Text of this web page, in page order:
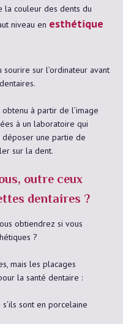
couleur des dents du
niveau en esthétique
sur l’ordinateur avant
à partir de l’image
à un laboratoire qui
une partie de
sur la dent.
outre ceux
dentaires ?
obtiendrez si vous
?
mais les placages
la santé dentaire :
sont en porcelaine